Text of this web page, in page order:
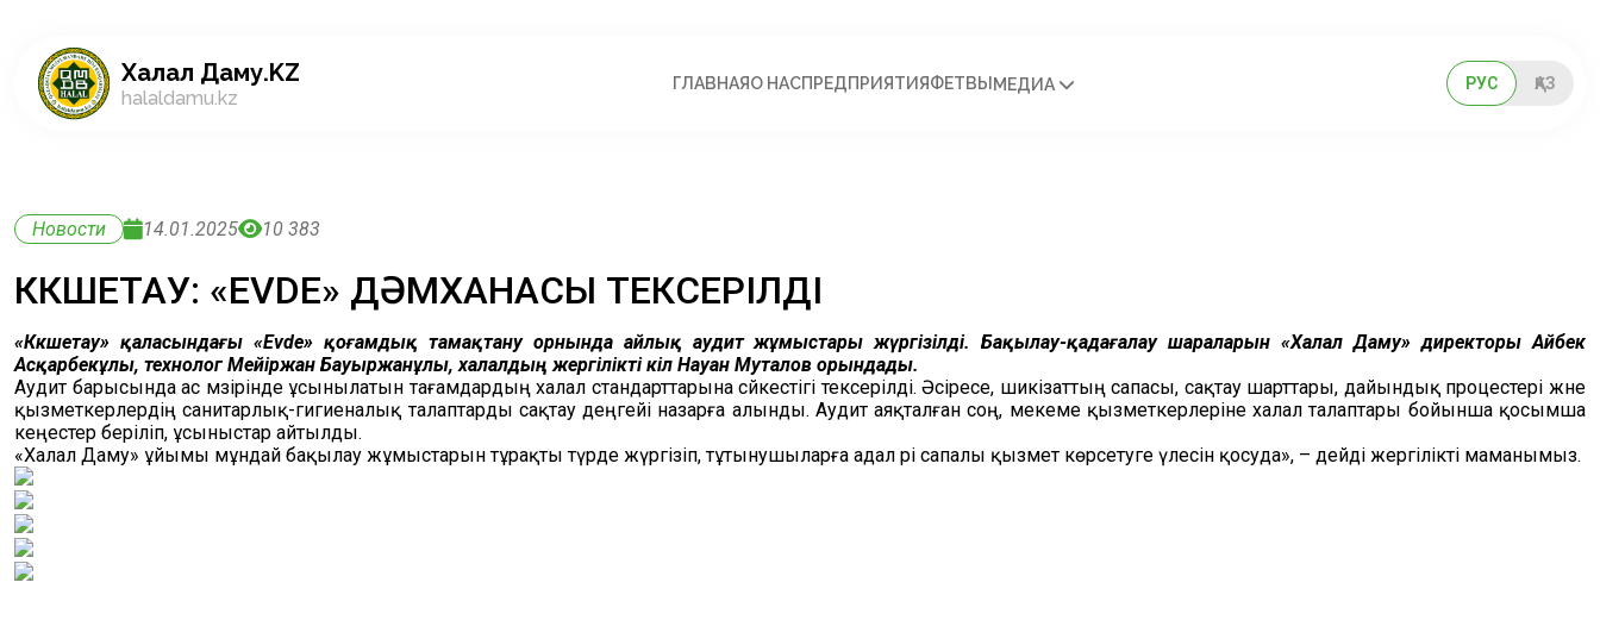
Халал Даму.KZ
halaldamu.kz
ГЛАВНАЯО НАСПРЕДПРИЯТИЯФЕТВЫ МЕДИА РУС ҚАЗ
Новости 14.01.2025 10 383
КӨКШЕТАУ: «EVDE» ДӘМХАНАСЫ ТЕКСЕРІЛДІ
«Көкшетау» қаласындағы «Evde» қоғамдық тамақтану орнында айлық аудит жұмыстары жүргізілді. Бақылау-қадағалау шараларын «Халал Даму» директоры Айбек
Асқарбекұлы, технолог Мейіржан Бауыржанұлы, халалдың жергілікті өкіл Науан Муталов орындады.
Аудит барысында ас мәзірінде ұсынылатын тағамдардың халал стандарттарына сәйкестігі тексерілді. Әсіресе, шикізаттың сапасы, сақтау шарттары, дайындық процестері және
қызметкерлердің санитарлық-гигиеналық талаптарды сақтау деңгейі назарға алынды. Аудит аяқталған соң, мекеме қызметкерлеріне халал талаптары бойынша қосымша
кеңестер беріліп, ұсыныстар айтылды.
«Халал Даму» ұйымы мұндай бақылау жұмыстарын тұрақты түрде жүргізіп, тұтынушыларға адал әрі сапалы қызмет көрсетуге үлесін қосуда», – дейді жергілікті маманымыз.